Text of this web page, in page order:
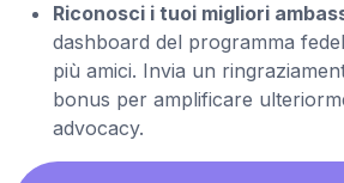
Riconosci i tuoi migliori
dashboard del programma
più amici. Invia un
bonus per amplificare
advocacy.